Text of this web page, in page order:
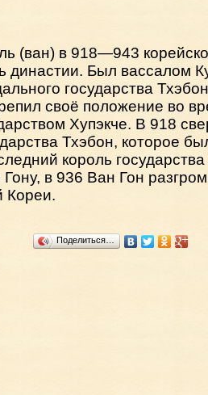
(ван) в 918—943
династии. Был вассалом
государства
своё положение во
Хупэкче. В 918
Тхэбон, которое
король
в 936 Ван Гон
Кореи.
Поделиться…